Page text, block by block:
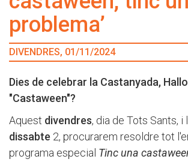
problema’
DIVENDRES, 01/11/2024
Dies de celebrar la Castanyada,
"Castaween"?
Aquest divendres, dia de Tots Sants, i
dissabte 2, procurarem resoldre tot
programa especial Tinc una